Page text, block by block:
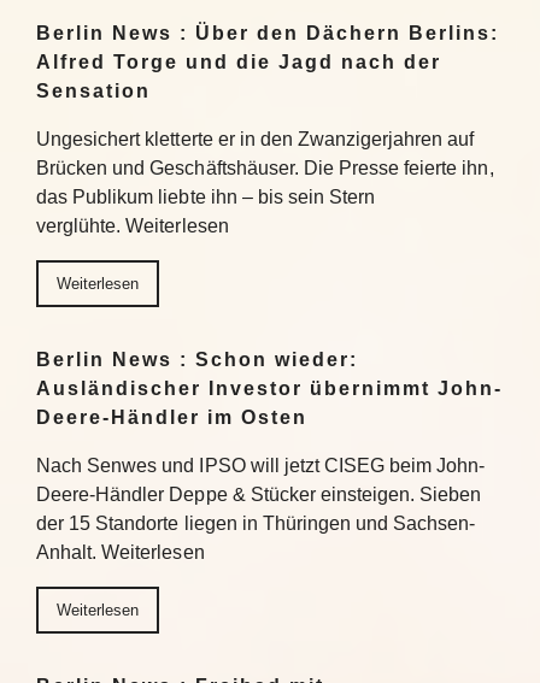
Berlin News : Über den Dächern Berlins:
Alfred Torge und die Jagd nach der
Sensation
Ungesichert kletterte er in den Zwanzigerjahren auf
Brücken und Geschäftshäuser. Die Presse feierte ihn,
das Publikum liebte ihn – bis sein Stern
verglühte. Weiterlesen
Weiterlesen
Berlin News : Schon wieder:
Ausländischer Investor übernimmt John-
Deere-Händler im Osten
Nach Senwes und IPSO will jetzt CISEG beim John-
Deere-Händler Deppe & Stücker einsteigen. Sieben
der 15 Standorte liegen in Thüringen und Sachsen-
Anhalt. Weiterlesen
Weiterlesen